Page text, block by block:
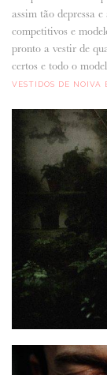
assim tão depressa
competitivos e
pronto a vestir de
certos e todo o
VESTIDOS DE NOIVA